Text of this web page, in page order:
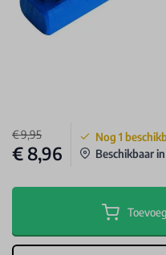
€ 9,95
€ 8,96
Nog 1
Beschikbaar